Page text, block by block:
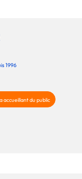
1996
du public